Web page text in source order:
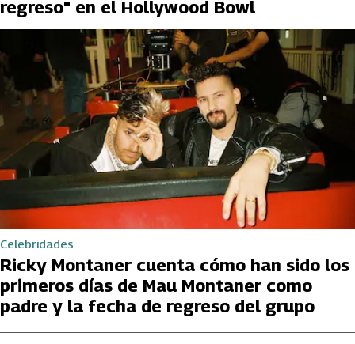
regreso" en el Hollywood Bowl
Celebridades
Ricky Montaner cuenta cómo han sido los
primeros días de Mau Montaner como
padre y la fecha de regreso del grupo